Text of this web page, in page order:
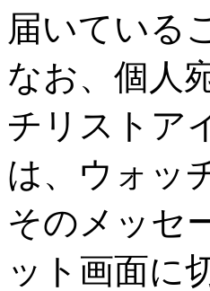
届いている
なお、個人
チリストア
は、ウォッ
そのメッセ
ット画面に